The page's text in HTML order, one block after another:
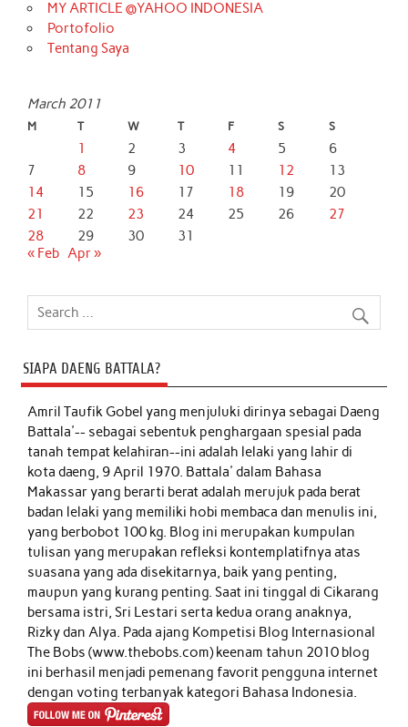
MY ARTICLE @YAHOO INDONESIA
Portofolio
Tentang Saya
March 2011
M T W T F S S
1 2 3 4 5
6
7
8 9 10 11 12
13
14
15 16 17 18 19
20
21
22 23 24 25 26
27
28
29 30
31
« Feb Apr »
SIAPA DAENG BATTALA?
Amril Taufik Gobelyang menjuluki dirinya sebagai Daeng
Battala'-- sebagai sebentuk penghargaan spesial pada
tanah tempat kelahiran--ini adalah lelaki yang lahir di
kota daeng, 9 April 1970. Battala' dalam Bahasa
Makassar yang berarti berat adalah merujuk pada berat
badan lelaki yang memiliki hobi membaca dan menulis ini,
yang berbobot 100 kg. Blog ini merupakan kumpulan
tulisan yang merupakan refleksi kontemplatifnya atas
suasana yang ada disekitarnya, baik yang penting,
maupun yang kurang penting. Saat ini tinggal di Cikarang
bersama istri, Sri Lestari serta kedua orang anaknya,
Rizky dan Alya. Pada ajang Kompetisi Blog Internasional
The Bobs (www.thebobs.com) keenam tahun 2010 blog
ini berhasil menjadi pemenang favorit pengguna internet
dengan voting terbanyak kategori Bahasa Indonesia.